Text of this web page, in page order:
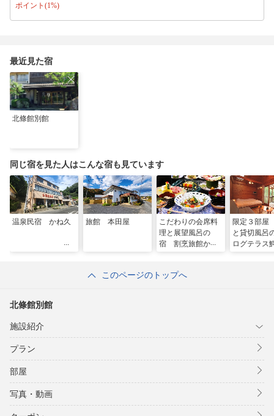
りを囲んだ落ち着いた作りになっております。ゆったりお風呂で旅の疲れ
ポイント(1%)
最近見た宿
北條館別館
同じ宿を見た人はこんな宿も見ています
温泉民宿 かね久 旅館 本田屋
こだわりの会席料
理と展望風呂の
宿 割烹旅館かめ
限定３部
と貸切風
ログテラス
このページのトップへ
北條館別館
施設紹介
プラン
部屋
写真・動画